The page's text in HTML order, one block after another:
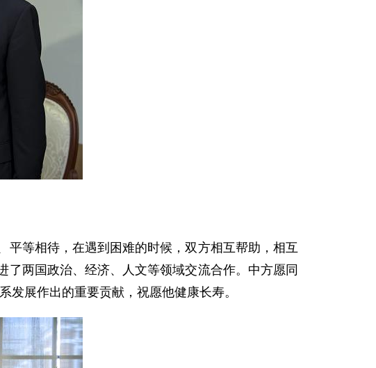
等相待，在遇到困难的时候，双方相互帮助，相互
两国政治、经济、人文等领域交流合作。中方愿同
发展作出的重要贡献，祝愿他健康长寿。